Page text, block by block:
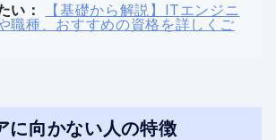
い：
【基礎から解説】ITエンジニ
職種、おすすめの資格を詳しくご
に向かない人の特徴